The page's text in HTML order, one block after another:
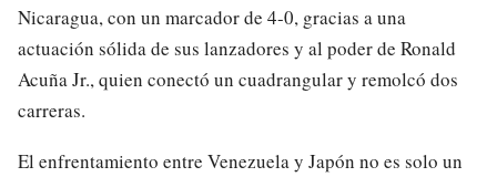
Nicaragua, con un marcador de 4-0, gracias a una
actuación sólida de sus lanzadores y al poder de Ronald
Acuña Jr., quien conectó un cuadrangular y remolcó dos
carreras.
El enfrentamiento entre Venezuela y Japón no es solo un